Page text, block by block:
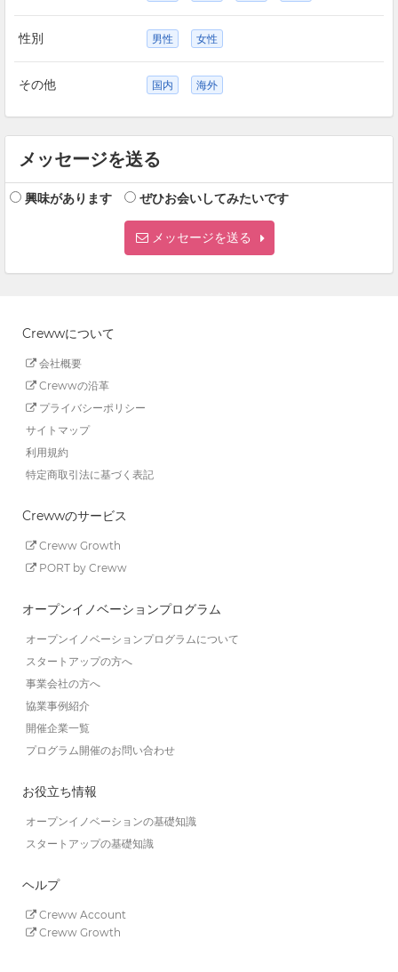
性別 男性 女性
その他 国内 海外
メッセージを送る
興味があります ぜひお会いしてみたいです
メッセージを送る
Crewwについて
会社概要
Crewwの沿革
プライバシーポリシー
サイトマップ
利用規約
特定商取引法に基づく表記
Crewwのサービス
Creww Growth
PORT by Creww
オープンイノベーションプログラム
オープンイノベーションプログラムについて
スタートアップの方へ
事業会社の方へ
協業事例紹介
開催企業一覧
プログラム開催のお問い合わせ
お役立ち情報
オープンイノベーションの基礎知識
スタートアップの基礎知識
ヘルプ
Creww Account
Creww Growth